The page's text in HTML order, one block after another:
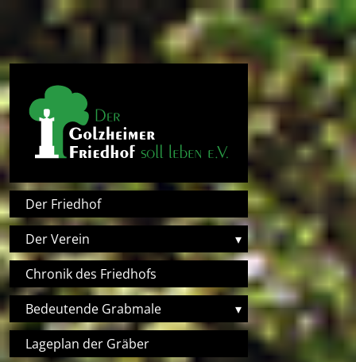
Direkt zum Inhalt
Hauptnavigation
Der Friedhof
Der Verein
▾
Chronik des Friedhofs
Bedeutende Grabmale
▾
Lageplan der Gräber